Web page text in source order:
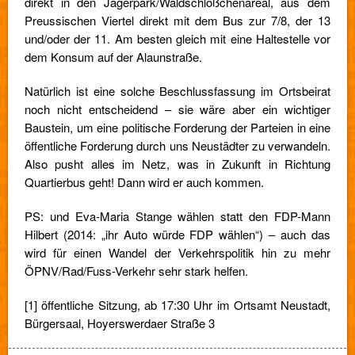
Preussischen Viertel direkt mit dem Bus zur 7/8, der 13
und/oder der 11. Am besten gleich mit eine Haltestelle vor
dem Konsum auf der Alaunstraße.
Natürlich ist eine solche Beschlussfassung im Ortsbeirat
noch nicht entscheidend – sie wäre aber ein wichtiger
Baustein, um eine politische Forderung der Parteien in eine
öffentliche Forderung durch uns Neustädter zu verwandeln.
Also pusht alles im Netz, was in Zukunft in Richtung
Quartierbus geht! Dann wird er auch kommen.
PS: und Eva-Maria Stange wählen statt den FDP-Mann
Hilbert (2014: „ihr Auto würde FDP wählen“) – auch das
wird für einen Wandel der Verkehrspolitik hin zu mehr
ÖPNV/Rad/Fuss-Verkehr sehr stark helfen.
[1] öffentliche Sitzung, ab 17:30 Uhr im Ortsamt Neustadt,
Bürgersaal, Hoyerswerdaer Straße 3